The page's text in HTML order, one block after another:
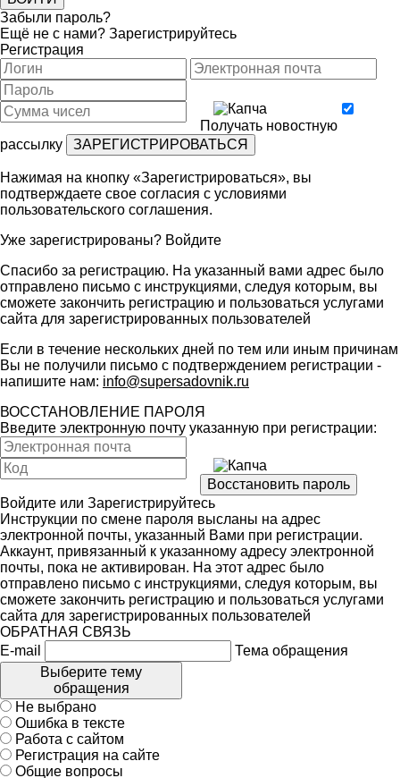
Забыли пароль?
Ещё не с нами? Зарегистрируйтесь
Регистрация
Получать новостную
рассылку
Нажимая на кнопку «Зарегистрироваться», вы
подтверждаете свое согласия с условиями
пользовательского соглашения.
Уже зарегистрированы? Войдите
Спасибо за регистрацию. На указанный вами адрес было
отправлено письмо с инструкциями, следуя которым, вы
сможете закончить регистрацию и пользоваться услугами
сайта для зарегистрированных пользователей
Если в течение нескольких дней по тем или иным причинам
Вы не получили письмо с подтверждением регистрации -
напишите нам: info@supersadovnik.ru
ВОССТАНОВЛЕНИЕ ПАРОЛЯ
Введите электронную почту указанную при регистрации:
Войдите или Зарегистрируйтесь
Инструкции по смене пароля высланы на адрес
электронной почты, указанный Вами при регистрации.
Аккаунт, привязанный к указанному адресу электронной
почты, пока не активирован. На этот адрес было
отправлено письмо с инструкциями, следуя которым, вы
сможете закончить регистрацию и пользоваться услугами
сайта для зарегистрированных пользователей
ОБРАТНАЯ СВЯЗЬ
E-mail
Тема обращения
Выберите тему
обращения
Не выбрано
Ошибка в тексте
Работа с сайтом
Регистрация на сайте
Общие вопросы